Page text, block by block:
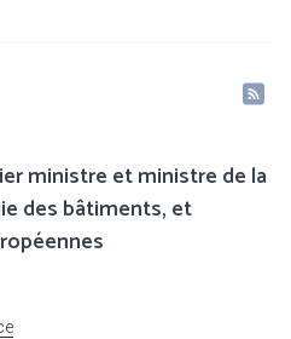
ministre et ministre de la
des bâtiments, et